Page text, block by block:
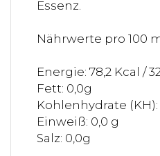
Essenz.
Nährwerte pro 100
Energie: 78,2 Kcal /
Fett: 0,0g
Kohlenhydrate (KH):
Einweiß: 0,0 g
Salz: 0,0g